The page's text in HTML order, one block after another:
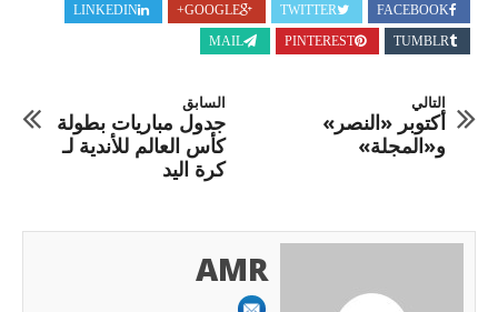
FACEBOOK
TWITTER
GOOGLE+
LINKEDIN
TUMBLR
PINTEREST
MAIL
السابق
جدول مباريات بطولة
كأس العالم للأندية لـ
كرة اليد
التالي
أكتوبر «النصر»
و«المجلة»
AMR